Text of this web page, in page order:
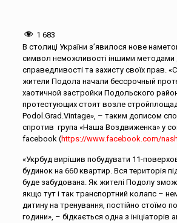
1 683
В столиці України з’явилося нове
символ неможливості іншими методами
справедливості та захисту своїх прав.
жители Подола начали бессрочный
хаотичной застройки Подольского
протестующих стоят возле
Podol.Grad.Vintage», – таким дописом
спротив група «Наша Воздвиженка» у
facebook (https://www.facebook.com/
«Укрбуд вирішив побудувати 11-
будинок на 660 квартир. Вся територія
буде забудована. Як жителі Подолу
якщо тут і так транспортний колапс –
дитину на тренування, постійно стоїмо
години», – бідкається одна з ініціаторів